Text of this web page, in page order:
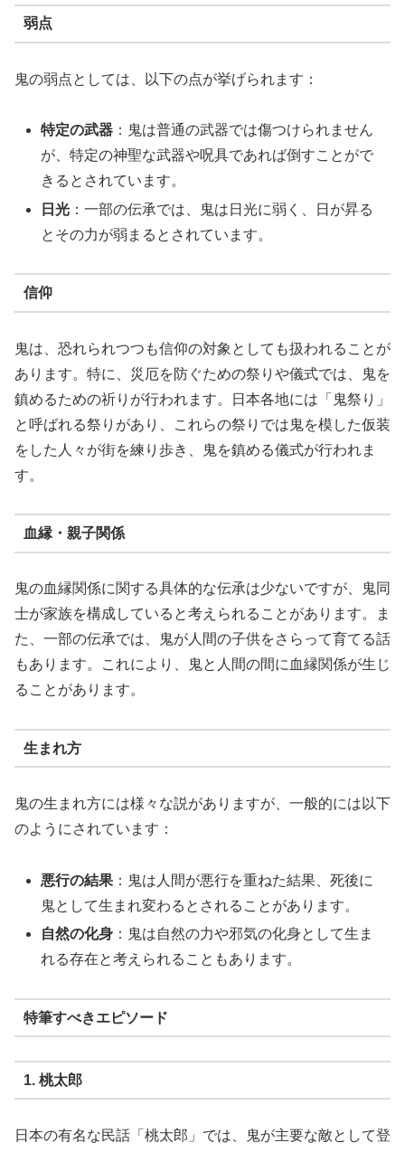
弱点
鬼の弱点としては、以下の点が挙げられます：
特定の武器 ：鬼は普通の武器では傷つけられません
が、特定の神聖な武器や呪具であれば倒すことがで
きるとされています。
日光 ：一部の伝承では、鬼は日光に弱く、日が昇る
とその力が弱まるとされています。
信仰
鬼は、恐れられつつも信仰の対象としても扱われることが
あります。特に、災厄を防ぐための祭りや儀式では、鬼を
鎮めるための祈りが行われます。日本各地には「鬼祭り」
と呼ばれる祭りがあり、これらの祭りでは鬼を模した仮装
をした人々が街を練り歩き、鬼を鎮める儀式が行われま
す。
血縁・親子関係
鬼の血縁関係に関する具体的な伝承は少ないですが、鬼同
士が家族を構成していると考えられることがあります。ま
た、一部の伝承では、鬼が人間の子供をさらって育てる話
もあります。これにより、鬼と人間の間に血縁関係が生じ
ることがあります。
生まれ方
鬼の生まれ方には様々な説がありますが、一般的には以下
のようにされています：
悪行の結果 ：鬼は人間が悪行を重ねた結果、死後に
鬼として生まれ変わるとされることがあります。
自然の化身 ：鬼は自然の力や邪気の化身として生ま
れる存在と考えられることもあります。
特筆すべきエピソード
1. 桃太郎
日本の有名な民話「桃太郎」では、鬼が主要な敵として登